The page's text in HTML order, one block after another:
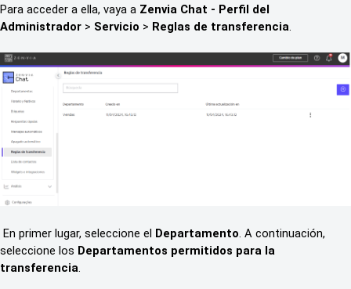
Para acceder a ella, vaya a Zenvia Chat - Perfil del
Administrador > Servicio > Reglas de transferencia.
En primer lugar, seleccione el Departamento. A continuación,
seleccione los Departamentos permitidos para la
transferencia.